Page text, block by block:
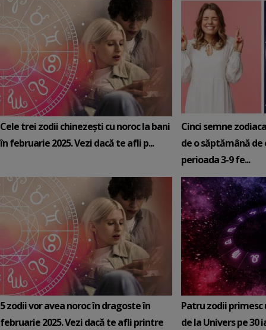
Cele trei zodii chinezești cu noroc la bani
în februarie 2025. Vezi dacă te afli p...
Cinci semne
de o săptămână de
perioada 3-9 fe...
5 zodii vor avea noroc în dragoste în
februarie 2025. Vezi dacă te afli printre
Patru zodii primesc
de la Univers pe 30